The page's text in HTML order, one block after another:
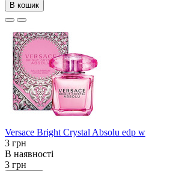
В кошик
Versace Bright Crystal Absolu edp w
3 грн
В наявності
3 грн